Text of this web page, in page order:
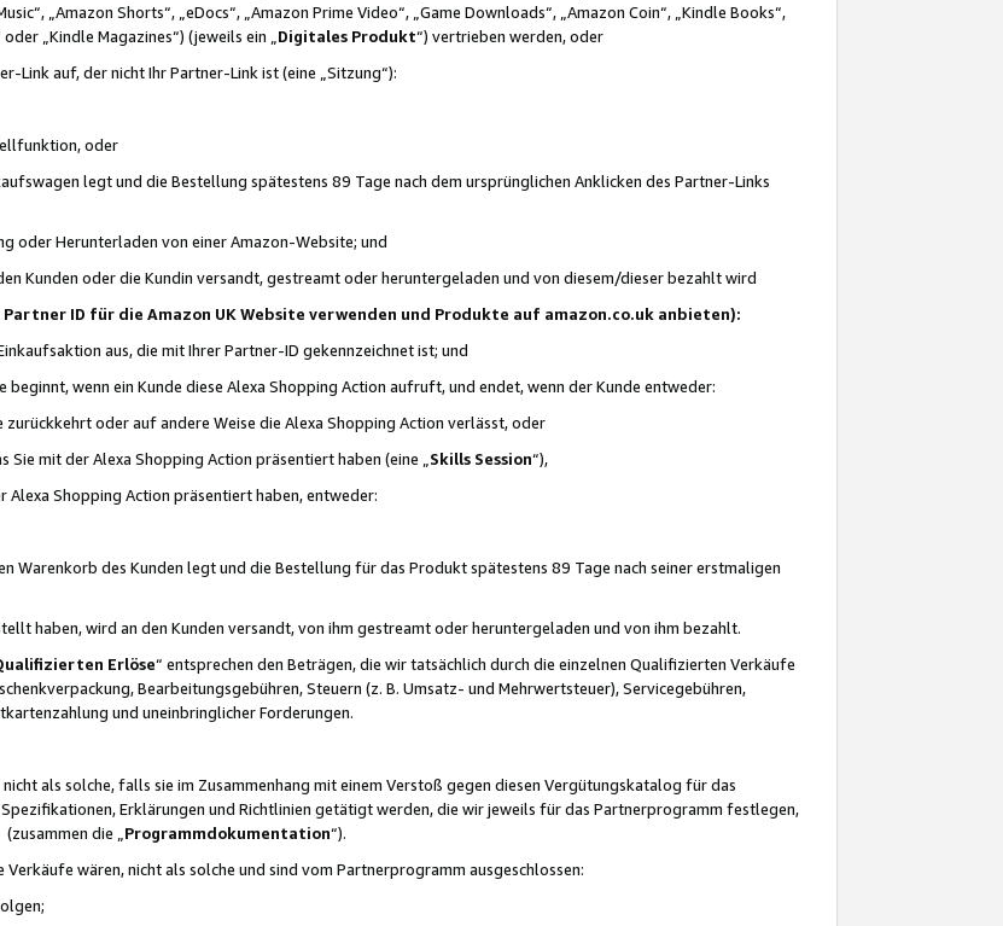
„Amazon Shorts“, „eDocs“, „Amazon Prime Video“, „Game Downloads“, „Amazon Coin“, „Kindle Books“,
„Kindle Magazines“) (jeweils ein „ Digitales Produkt“) vertrieben werden, oder
auf, der nicht Ihr Partner-Link ist (eine „Sitzung“):
oder
legt und die Bestellung spätestens 89 Tage nach dem ursprünglichen Anklicken des Partner-Links
oder Herunterladen von einer Amazon-Website; und
Kunden oder die Kundin versandt, gestreamt oder heruntergeladen und von diesem/dieser bezahlt wird
ID für die Amazon UK Website verwenden und Produkte auf amazon.co.uk anbieten):
aus, die mit Ihrer Partner-ID gekennzeichnet ist; und
wenn ein Kunde diese Alexa Shopping Action aufruft, und endet, wenn der Kunde entweder:
oder auf andere Weise die Alexa Shopping Action verlässt, oder
mit der Alexa Shopping Action präsentiert haben (eine „ Skills Session“),
Alexa Shopping Action präsentiert haben, entweder:
Warenkorb des Kunden legt und die Bestellung für das Produkt spätestens 89 Tage nach seiner erstmaligen
haben, wird an den Kunden versandt, von ihm gestreamt oder heruntergeladen und von ihm bezahlt.
Erlöse“ entsprechen den Beträgen, die wir tatsächlich durch die einzelnen Qualifizierten Verkäufe
Bearbeitungsgebühren, Steuern (z. B. Umsatz- und Mehrwertsteuer), Servicegebühren,
und uneinbringlicher Forderungen.
als solche, falls sie im Zusammenhang mit einem Verstoß gegen diesen Vergütungskatalog für das
Erklärungen und Richtlinien getätigt werden, die wir jeweils für das Partnerprogramm festlegen,
(zusammen die „ Programmdokumentation“).
wären, nicht als solche und sind vom Partnerprogramm ausgeschlossen: